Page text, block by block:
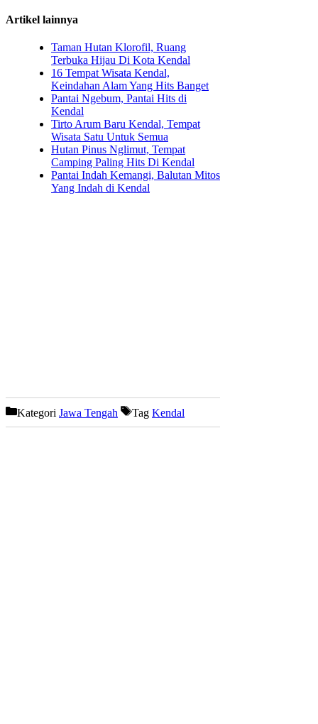
Artikel lainnya
Taman Hutan Klorofil, Ruang
Terbuka Hijau Di Kota Kendal
16 Tempat Wisata Kendal,
Keindahan Alam Yang Hits Banget
Pantai Ngebum, Pantai Hits di
Kendal
Tirto Arum Baru Kendal, Tempat
Wisata Satu Untuk Semua
Hutan Pinus Nglimut, Tempat
Camping Paling Hits Di Kendal
Pantai Indah Kemangi, Balutan Mitos
Yang Indah di Kendal
Kategori Jawa Tengah Tag Kendal